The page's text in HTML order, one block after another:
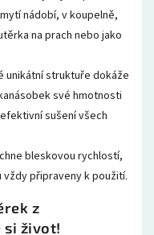
nádobí, v koupelně,
na prach nebo jako
unikátní struktuře dokáže
své hmotnosti
sušení všech
bleskovou rychlostí,
vždy připraveny k použití.
z
si život!